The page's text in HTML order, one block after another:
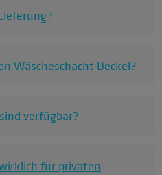
Wäscheschacht Deckel?
verfügbar?
für privaten